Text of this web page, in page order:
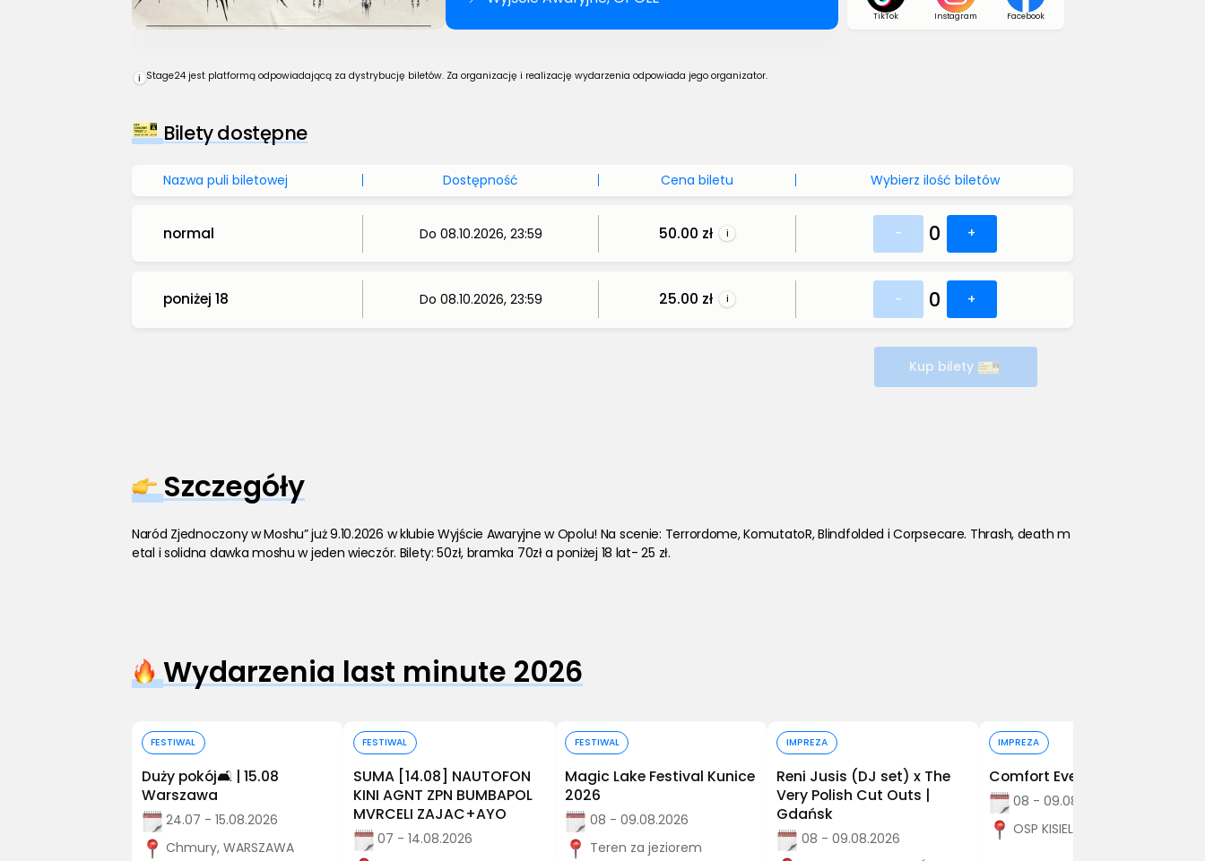
TikTok Instagram Facebook
i Stage24 jest platformą odpowiadającą za dystrybucję biletów. Za organizację i realizację wydarzenia odpowiada jego organizator.
Bilety dostępne
Nazwa puli biletowej Dostępność Cena biletu Wybierz ilość biletów
normal Do 08.10.2026, 23:59 50.00 zł i - 0 +
poniżej 18 Do 08.10.2026, 23:59 25.00 zł i - 0 +
Kup bilety
Szczegóły
Naród Zjednoczony w Moshu” już 9.10.2026 w klubie Wyjście Awaryjne w Opolu! Na scenie: Terrordome, KomutatoR, Blindfolded i Corpsecare. Thrash, death m
etal i solidna dawka moshu w jeden wieczór. Bilety: 50zł, bramka 70zł a poniżej 18 lat- 25 zł.
Wydarzenia last minute 2026
FESTIWAL
Duży pokój🛋️ | 15.08
Warszawa
24.07 - 15.08.2026
Chmury, WARSZAWA
FESTIWAL
SUMA [14.08] NAUTOFON
KINI AGNT ZPN BUMBAPOL
MVRCELI ZAJAC+AYO
07 - 14.08.2026
FESTIWAL
Magic Lake Festival Kunice
2026
08 - 09.08.2026
Teren za jeziorem
IMPREZA
Reni Jusis (DJ set) x The
Very Polish Cut Outs |
Gdańsk
08 - 09.08.2026
IMPREZA
Comfort Event
08 - 09.08.2026
OSP KISIELÓW, Kisielów